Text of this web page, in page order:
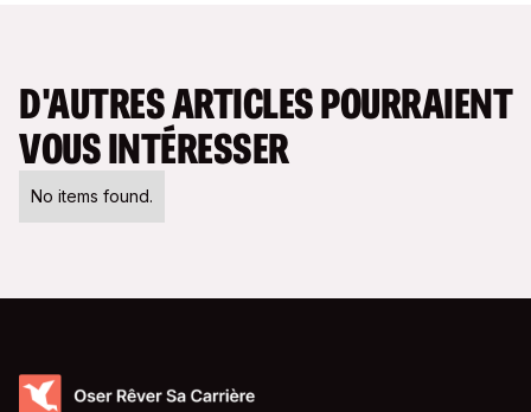
D'AUTRES ARTICLES POURRAIENT
VOUS INTÉRESSER
No items found.